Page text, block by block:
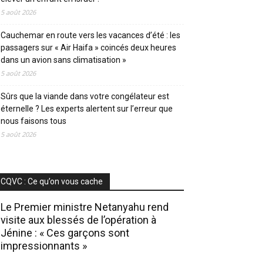
5 août 2026
Cauchemar en route vers les vacances d’été : les
passagers sur « Air Haifa » coincés deux heures
dans un avion sans climatisation »
5 août 2026
Sûrs que la viande dans votre congélateur est
éternelle ? Les experts alertent sur l’erreur que
nous faisons tous
5 août 2026
CQVC : Ce qu’on vous cache
Le Premier ministre Netanyahu rend
visite aux blessés de l’opération à
Jénine : « Ces garçons sont
impressionnants »